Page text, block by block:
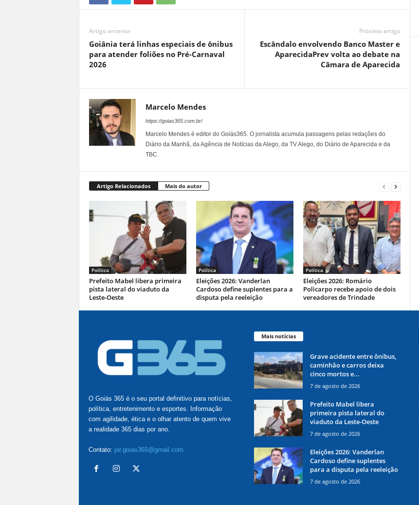
Artigo anterior
Goiânia terá linhas especiais de ônibus
para atender foliões no Pré-Carnaval
2026
Próximo artigo
Escândalo envolvendo Banco Master e
AparecidaPrev volta ao debate na
Câmara de Aparecida
Marcelo Mendes
https://goias365.com.br/
Marcelo Mendes é editor do Goiás365. O jornalista acumula passagens pelas redações do
Diário da Manhã, da Agência de Notícias da Alego, da TV Alego, do Diário de Aparecida e da
TBC.
Artigo Relacionados Mais do autor
Política
Prefeito Mabel libera primeira
pista lateral do viaduto da
Leste-Oeste
Política
Eleições 2026: Vanderlan
Cardoso define suplentes para a
disputa pela reeleição
Política
Eleições 2026: Romário
Policarpo recebe apoio de dois
vereadores de Trindade
O Goiás 365 é o seu portal definitivo para notícias,
política, entretenimento e esportes. Informação
com agilidade, ética e o olhar atento de quem vive
a realidade 365 dias por ano.
Contato: jor.goias365@gmail.com
Mais notícias
Grave acidente entre ônibus,
caminhão e carros deixa
cinco mortos e...
7 de agosto de 2026
Prefeito Mabel libera
primeira pista lateral do
viaduto da Leste-Oeste
7 de agosto de 2026
Eleições 2026: Vanderlan
Cardoso define suplentes
para a disputa pela reeleição
7 de agosto de 2026